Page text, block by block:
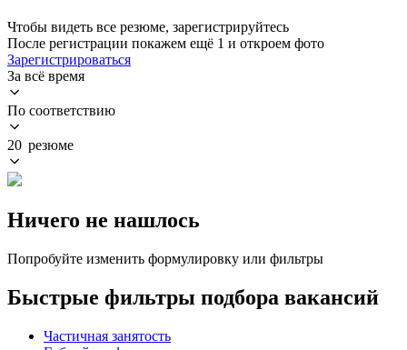
Чтобы видеть все резюме, зарегистрируйтесь
После регистрации покажем ещё 1 и откроем фото
Зарегистрироваться
За всё время
По соответствию
20 резюме
Ничего не нашлось
Попробуйте изменить формулировку или фильтры
Быстрые фильтры подбора вакансий
Частичная занятость